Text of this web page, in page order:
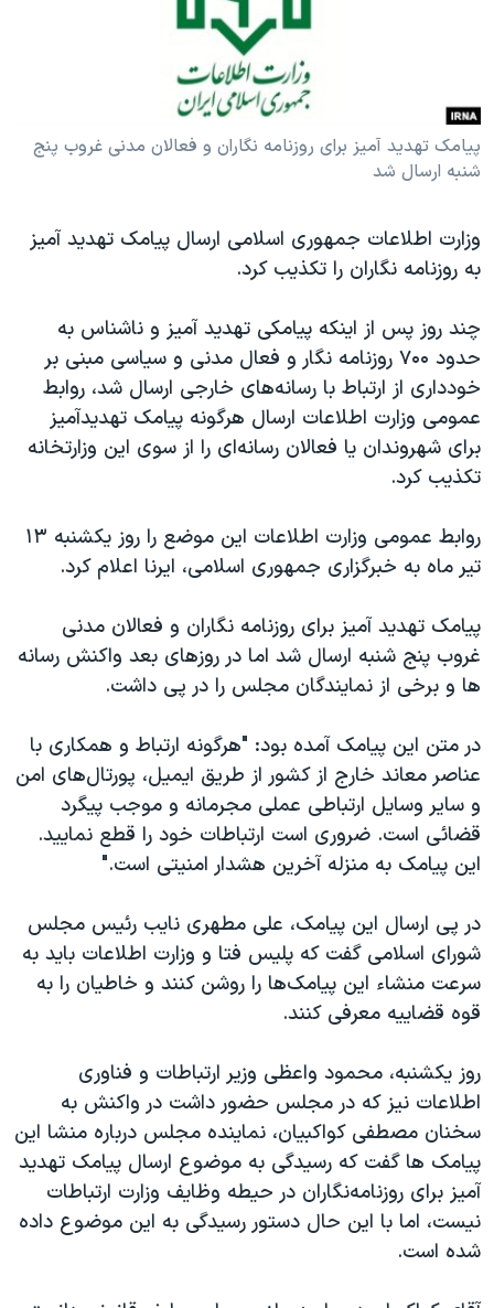
علم و فناوری
اسرائیل در جنگ
آرشیو پخش زنده
انتخابات ریاست جمهوری آمریکا ۲۰۲۴
حمله جمهوری اسلامی به اسرائیل
رمز مهسا
ورزش زنان در ایران
مجموعه مستندهای دادخواهی
دادگاه حمید نوری
چهل سال گروگان‌گیری
قانون شفافیت دارائی کادر رهبری ایران
اعتراضات مردمی آبان ۹۸
نرگس محمدی برنده جایزه نوبل صلح
همایش محافظه‌کاران آمریکا «سی‌پک»
صفحه‌های ویژه
سفر پرزیدنت ترامپ به چین
زبانهای مختلف
پیامک تهدید آمیز برای روزنامه نگاران و فعالان مدنی غروب پنج
شنبه ارسال شد
وزارت اطلاعات جمهوری اسلامی ارسال پیامک تهدید آمیز
به روزنامه نگاران را تکذیب کرد.
چند روز پس از اینکه پیامکی تهدید آمیز و ناشناس به
حدود ۷۰۰ روزنامه نگار و فعال مدنی و سیاسی مبنی بر
خودداری از ارتباط با رسانه‌های خارجی ارسال شد، روابط
عمومی وزارت اطلاعات ارسال هرگونه پیامک تهدیدآمیز
برای شهروندان یا فعالان رسانه‌ای را از سوی این وزارتخانه
تکذیب کرد.
روابط عمومی وزارت اطلاعات این موضع را روز یکشنبه ۱۳
تیر ماه به خبرگزاری جمهوری اسلامی، ایرنا اعلام کرد.
پیامک تهدید آمیز برای روزنامه نگاران و فعالان مدنی
غروب پنج شنبه ارسال شد اما در روزهای بعد واکنش رسانه
ها و برخی از نمایندگان مجلس را در پی داشت.
در متن این پیامک آمده بود: "هرگونه ارتباط و همکاری با
عناصر معاند خارج از کشور از طریق ایمیل، پورتال‌های امن
و سایر وسایل ارتباطی عملی مجرمانه و موجب پیگرد
قضائی است. ضروری است ارتباطات خود را قطع نمایید.
این پیامک به‌ منزله آخرین هشدار امنیتی است."
در پی ارسال این پیامک، علی مطهری نایب رئیس مجلس
شورای اسلامی گفت که پلیس فتا و وزارت اطلاعات باید به
سرعت منشاء این پیامک‌ها را روشن کنند و خاطیان را به
قوه‌ قضاییه معرفی کنند.
روز یکشنبه، محمود واعظی وزیر ارتباطات و فناوری
اطلاعات نیز که در مجلس حضور داشت در واکنش به
سخنان مصطفی کواکبیان، نماینده مجلس درباره منشا این
پیامک ها گفت که رسیدگی به موضوع ارسال پیامک تهدید
آمیز برای روزنامه‌نگاران در حیطه وظایف وزارت ارتباطات
نیست، اما با این حال دستور رسیدگی به این موضوع داده
شده است.